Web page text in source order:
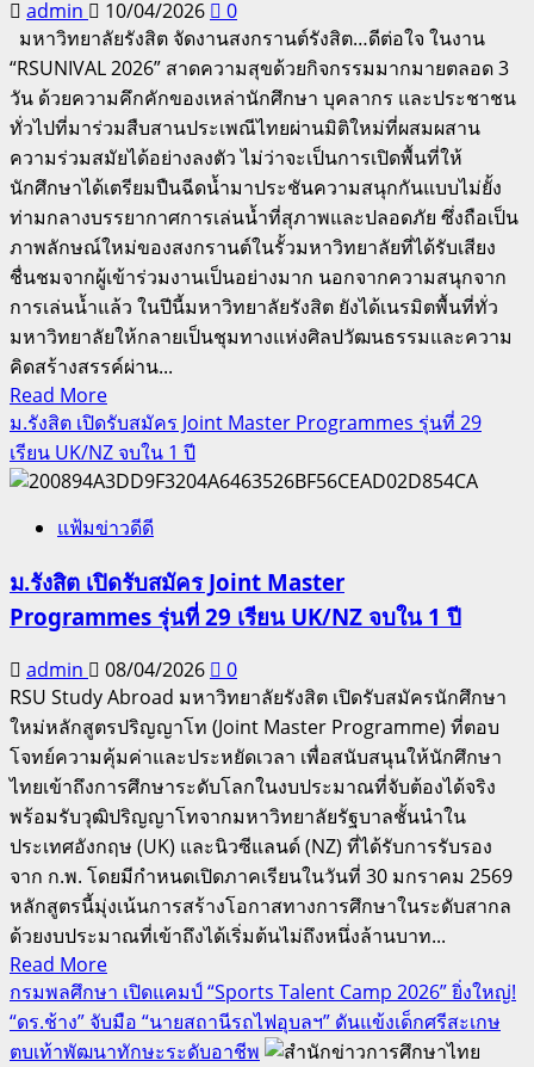
ดูแล
ใกล้
ชิด
และ
โรงเรียน
กีฬา
ร่วม
สืบสาน
ประเพณี
รดน้ำ
ดำหัว
“ดร.สันติ
ป่า
หวาย”
เนื่อง
ใน
วัน
สงกรานต์
2569
admin 10/04/2026
0
มหาวิทยาลัยรังสิต จัดงานสงกรานต์รังสิต…ดีต่อใจ ในงาน
“RSUNIVAL 2026” สาดความสุขด้วยกิจกรรมมากมายตลอด 3
วัน ด้วยความคึกคักของเหล่านักศึกษา บุคลากร และประชาชน
ทั่วไปที่มาร่วมสืบสานประเพณีไทยผ่านมิติใหม่ที่ผสมผสาน
ความร่วมสมัยได้อย่างลงตัว ไม่ว่าจะเป็นการเปิดพื้นที่ให้
นักศึกษาได้เตรียมปืนฉีดน้ำมาประชันความสนุกกันแบบไม่ยั้ง
ท่ามกลางบรรยากาศการเล่นน้ำที่สุภาพและปลอดภัย ซึ่งถือเป็น
ภาพลักษณ์ใหม่ของสงกรานต์ในรั้วมหาวิทยาลัยที่ได้รับเสียง
ชื่นชมจากผู้เข้าร่วมงานเป็นอย่างมาก นอกจากความสนุกจาก
การเล่นน้ำแล้ว ในปีนี้มหาวิทยาลัยรังสิต ยังได้เนรมิตพื้นที่ทั่ว
มหาวิทยาลัยให้กลายเป็นชุมทางแห่งศิลปวัฒนธรรมและความ
คิดสร้างสรรค์ผ่าน...
Read MoreRead
more
about
RSUNIVAL 2026
จัด
รังสิต
3
รวด
สาด
ความ
สุข
แบบ
“ดี
ต่อ
ใจ”
ม.รังสิต เปิดรับสมัคร Joint Master Programmes รุ่นที่ 29
เรียน UK/NZ จบใน 1 ปี
แฟ้มข่าวดีดี
ม.รังสิต เปิดรับสมัคร Joint Master
Programmes รุ่นที่ 29 เรียน UK/NZ จบใน 1 ปี
admin 08/04/2026
0
RSU Study Abroad มหาวิทยาลัยรังสิต เปิดรับสมัครนักศึกษา
ใหม่หลักสูตรปริญญาโท (Joint Master Programme) ที่ตอบ
โจทย์ความคุ้มค่าและประหยัดเวลา เพื่อสนับสนุนให้นักศึกษา
ไทยเข้าถึงการศึกษาระดับโลกในงบประมาณที่จับต้องได้จริง
พร้อมรับวุฒิปริญญาโทจากมหาวิทยาลัยรัฐบาลชั้นนำใน
ประเทศอังกฤษ (UK) และนิวซีแลนด์ (NZ) ที่ได้รับการรับรอง
จาก ก.พ. โดยมีกำหนดเปิดภาคเรียนในวันที่ 30 มกราคม 2569
หลักสูตรนี้มุ่งเน้นการสร้างโอกาสทางการศึกษาในระดับสากล
ด้วยงบประมาณที่เข้าถึงได้เริ่มต้นไม่ถึงหนึ่งล้านบาท...
Read MoreRead
more
about
ม.รังสิต
กรมพลศึกษา เปิดแคมป์ “Sports Talent Camp 2026” ยิ่งใหญ่!
“ดร.ช้าง” จับมือ “นายสถานีรถไฟอุบลฯ” ดันแข้งเด็กศรีสะเกษ
ตบเท้าพัฒนาทักษะระดับอาชีพ